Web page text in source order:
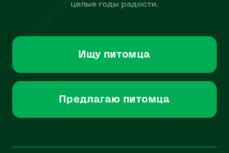
целые годы радости.
Ищу питомца
Предлагаю питомца